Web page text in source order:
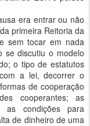
era entrar ou não
primeira Reitoria da
sem tocar em nada
se discutiu o modelo
o tipo de estatutos
a lei, decorrer o
de cooperação
cooperantes; as
as condições para
de dinheiro de uma